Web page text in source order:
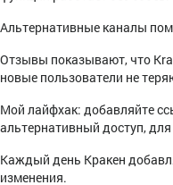
Альтернативные каналы
Отзывы показывают, что
новые пользователи не
Мой лайфхак: добавляйте
альтернативный доступ,
Каждый день Кракен
изменения.